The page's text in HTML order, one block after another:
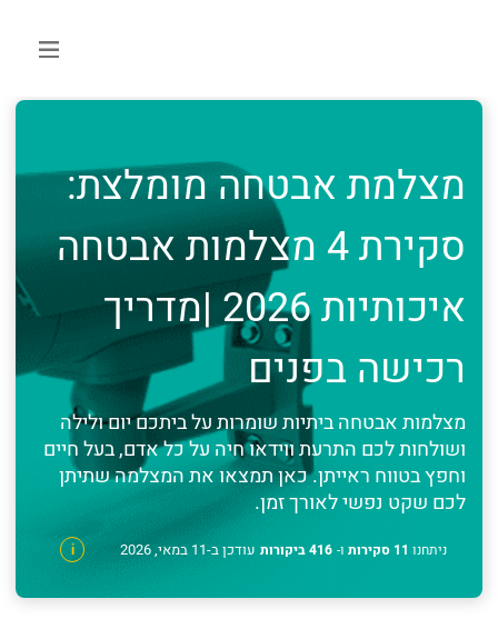
מצלמת אבטחה מומלצת:
סקירת 4 מצלמות אבטחה
איכותיות 2026 |מדריך
רכישה בפנים
מצלמות אבטחה ביתיות שומרות על ביתכם יום ולילה
ושולחות לכם התרעת ווידאו חיה על כל אדם, בעל חיים
וחפץ בטווח ראייתן. כאן תמצאו את המצלמה שתיתן
לכם שקט נפשי לאורך זמן.
ניתחנו 11 סקירות ו- 416 ביקורות i עודכן ב-11 במאי, 2026